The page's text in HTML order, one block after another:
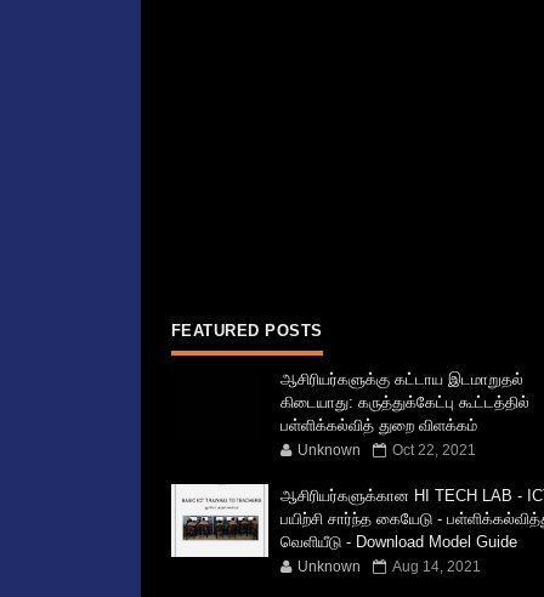
FEATURED POSTS
ஆசிரியர்களுக்கு கட்டாய இடமாறுதல்
கிடையாது: கருத்துக்கேட்பு கூட்டத்தில்
பள்ளிக்கல்வித் துறை விளக்கம்
Unknown Oct 22, 2021
ஆசிரியர்களுக்கான HI TECH LAB -
பயிற்சி சார்ந்த கையேடு -
வெளியீடு - Download Model Guide
Unknown Aug 14, 2021